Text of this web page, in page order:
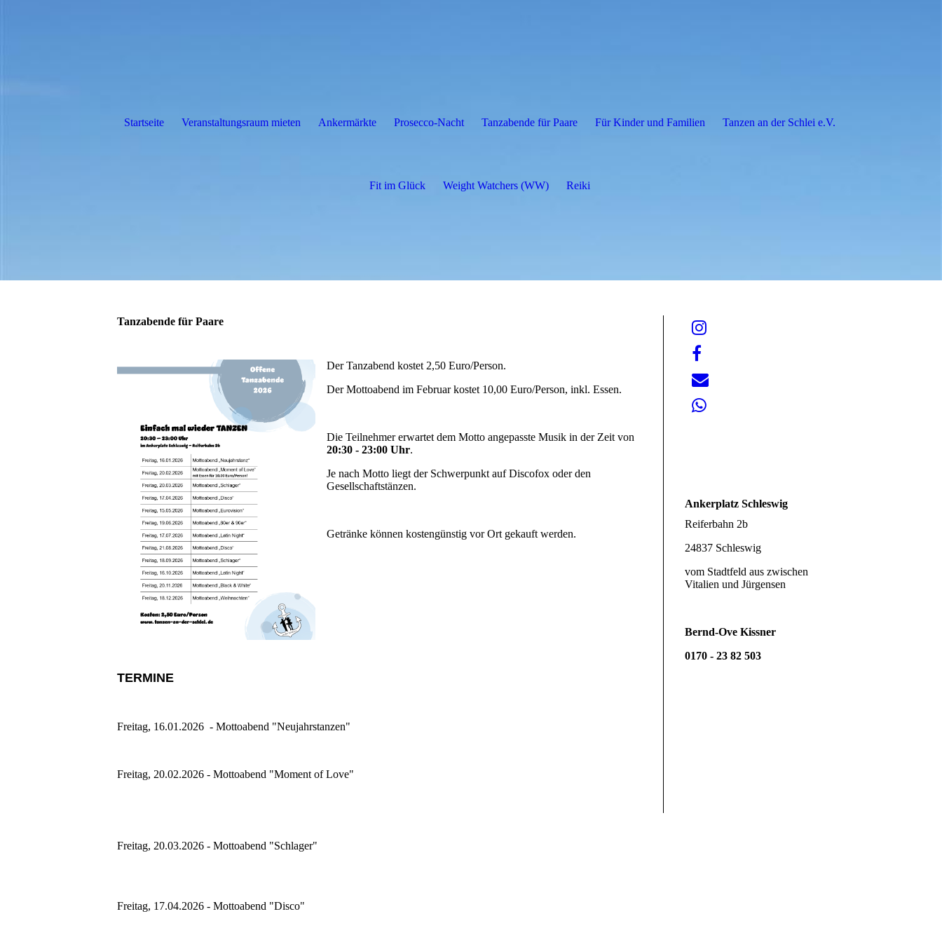
Tanzabende für Paare
Der Tanzabend kostet 2,50 Euro/Person.
Der Mottoabend im Februar kostet 10,00 Euro/Person, inkl. Essen.
Die Teilnehmer erwartet dem Motto angepasste Musik in der Zeit von
20:30 - 23:00 Uhr.
Je nach Motto liegt der Schwerpunkt auf Discofox oder den
Gesellschaftstänzen.
Getränke können kostengünstig vor Ort gekauft werden.
TERMINE
Freitag, 16.01.2026 - Mottoabend "Neujahrstanzen"
Freitag, 20.02.2026 - Mottoabend "Moment of Love"
Freitag, 20.03.2026 - Mottoabend "Schlager"
Freitag, 17.04.2026 - Mottoabend "Disco"
Ankerplatz Schleswig
Reiferbahn 2b
24837 Schleswig
vom Stadtfeld aus zwischen
Vitalien und Jürgensen
Bernd-Ove Kissner
0170 - 23 82 503
Startseite Veranstaltungsraum mieten Ankermärkte Prosecco-Nacht Tanzabende für Paare Für Kinder und Familien Tanzen an der Schlei e.V.
Fit im Glück Weight Watchers (WW) Reiki